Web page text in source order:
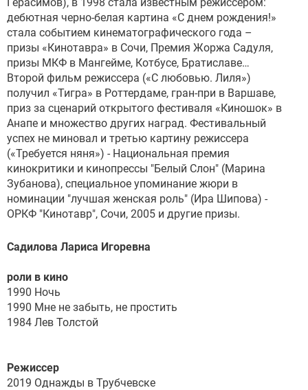
дебютная черно-белая картина «С днем рождения!»
стала событием кинематографического года –
призы «Кинотавра» в Сочи, Премия Жоржа Садуля,
призы МКФ в Мангейме, Котбусе, Братиславе…
Второй фильм режиссера («С любовью. Лиля»)
получил «Тигра» в Роттердаме, гран-при в Варшаве,
приз за сценарий открытого фестиваля «Киношок» в
Анапе и множество других наград. Фестивальный
успех не миновал и третью картину режиссера
(«Требуется няня») - Национальная премия
кинокритики и кинопрессы "Белый Слон" (Марина
Зубанова), специальное упоминание жюри в
номинации "лучшая женская роль" (Ира Шипова) -
ОРКФ "Кинотавр", Сочи, 2005 и другие призы.
Садилова Лариса Игоревна
роли в кино
1990 Ночь
1990 Мне не забыть, не простить
1984 Лев Толстой
Режиссер
2019 Однажды в Трубчевске